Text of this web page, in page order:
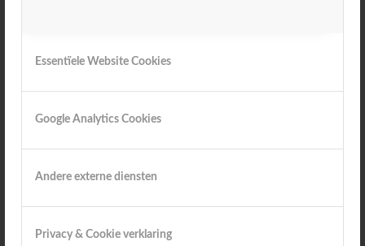
Essentïele Website Cookies
Google Analytics Cookies
Andere externe diensten
Privacy & Cookie verklaring